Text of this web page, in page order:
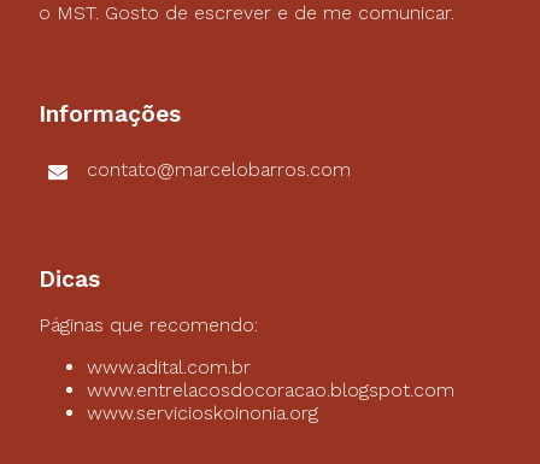
o MST. Gosto de escrever e de me comunicar.
Informações
contato@marcelobarros.com
Dicas
Páginas que recomendo:
www.adital.com.br
www.entrelacosdocoracao.blogspot.com
www.servicioskoinonia.org